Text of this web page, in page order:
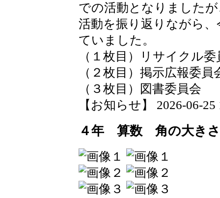
での活動となりました
活動を振り返りながら
ていました。
（１枚目）リサイクル委
（２枚目）掲示広報委員
（３枚目）図書委員会
【お知らせ】 2026-06-25
４年 算数 角の大きさ